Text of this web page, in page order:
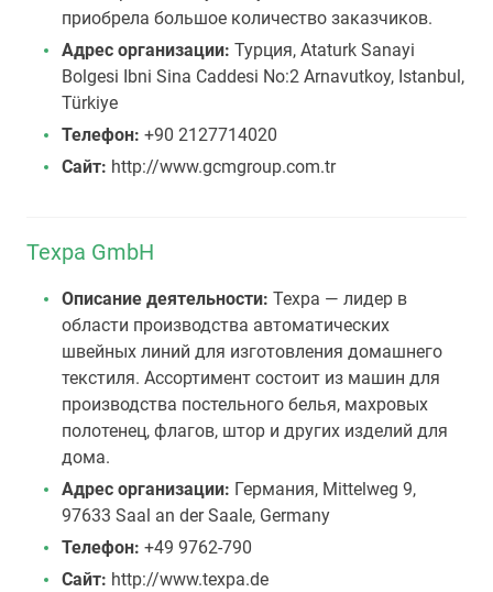
приобрела большое количество заказчиков.
Адрес организации: Турция, Ataturk Sanayi
Bolgesi Ibni Sina Caddesi No:2 Arnavutkoy, Istanbul,
Türkiye
Телефон: +90 2127714020
Сайт: http://www.gcmgroup.com.tr
Texpa GmbH
Описание деятельности: Texpa — лидер в
области производства автоматических
швейных линий для изготовления домашнего
текстиля. Ассортимент состоит из машин для
производства постельного белья, махровых
полотенец, флагов, штор и других изделий для
дома.
Адрес организации: Германия, Mittelweg 9,
97633 Saal an der Saale, Germany
Телефон: +49 9762-790
Сайт: http://www.texpa.de